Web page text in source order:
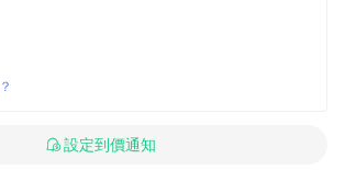
設定到價通知